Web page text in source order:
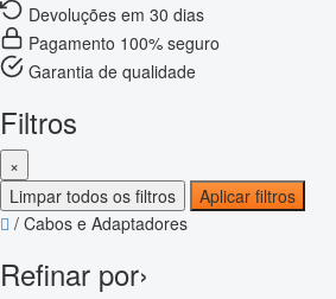
Devoluções em 30 dias
Pagamento 100% seguro
Garantia de qualidade
Filtros
×
Limpar todos os filtros
Aplicar filtros
/ Cabos e Adaptadores
Refinar por›